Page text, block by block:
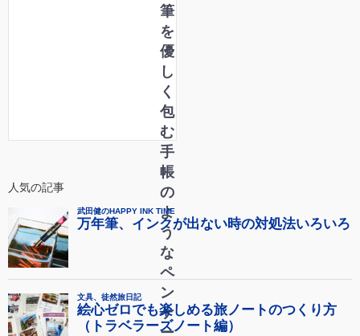
筆
を
優
し
く
包
む
手
帳
の
よ
う
な
ペ
ン
ケ
ー
人気の記事